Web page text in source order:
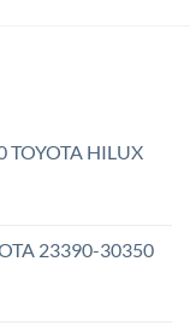
TOYOTA HILUX
23390-30350